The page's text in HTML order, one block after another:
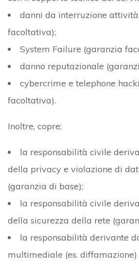
danni da interruzione
facoltativa);
System Failure (garanzia
danno reputazionale
cybercrime e telephone
facoltativa).
Inoltre, copre:
la responsabilità civile
della privacy e violazione di
(garanzia di base);
la responsabilità civile
della sicurezza della rete
la responsabilità derivante
multimediale (es.